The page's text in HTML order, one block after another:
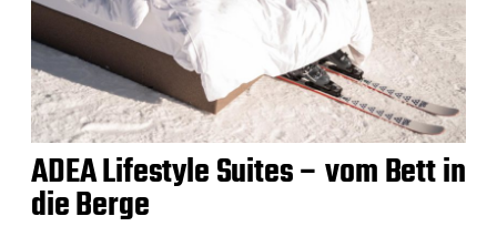
ADEA Lifestyle Suites – vom Bett in
die Berge